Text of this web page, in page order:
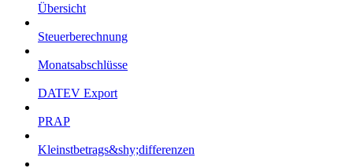
Übersicht
Steuerberechnung
Monatsabschlüsse
DATEV Export
PRAP
Kleinstbetrags&shy;differenzen